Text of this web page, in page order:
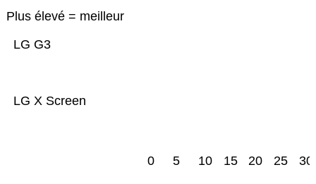
Plus élevé = meilleur
LG X Screen
LG G3
0 5 10 15 20 25 30